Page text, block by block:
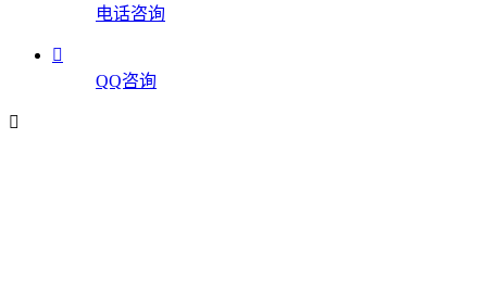
电话咨询

QQ咨询
